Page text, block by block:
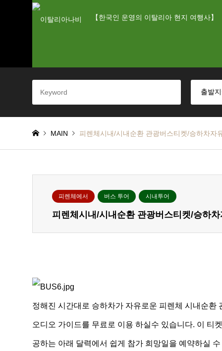
【한국인 운영의 이탈리아 현지 여행사】
MAIN 피렌체시내/시내순환 관광버스티켓/승하차자
피렌체에서 버스 투어 시내투어
피렌체시내/시내순환 관광버스티켓/승하차
정해진 시간대로 승하차가 자유로운 피렌체 시내순
오디오 가이드를 무료로 이용 하실수 있습니다. 이 티
공하는 아래 달력에서 쉽게 참가 희망일을 예약하실